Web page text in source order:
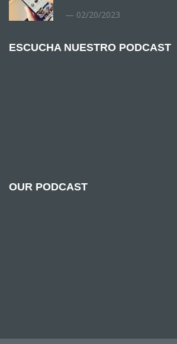
02/20/2023
ESCUCHA NUESTRO PODCAST
OUR PODCAST